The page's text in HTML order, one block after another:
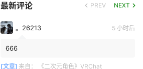
最新评论 PREV NEXT
。26213 5 小时后
666
[文章] 来自： 《二次元角色》VRChat